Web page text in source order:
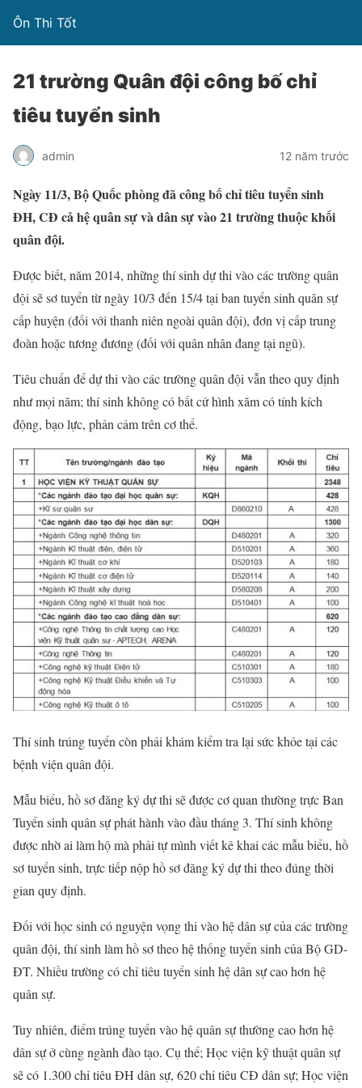
Ôn Thi Tốt
21 trường Quân đội công bố chỉ
tiêu tuyển sinh
admin 12 năm trước
Ngày 11/3, Bộ Quốc phòng đã công bố chỉ tiêu tuyển sinh
ĐH, CĐ cả hệ quân sự và dân sự vào 21 trường thuộc khối
quân đội.
Được biết, năm 2014, những thí sinh dự thi vào các trường quân
đội sẽ sơ tuyển từ ngày 10/3 đến 15/4 tại ban tuyển sinh quân sự
cấp huyện (đối với thanh niên ngoài quân đội), đơn vị cấp trung
đoàn hoặc tương đương (đối với quân nhân đang tại ngũ).
Tiêu chuẩn để dự thi vào các trường quân đội vẫn theo quy định
như mọi năm; thí sinh không có bất cứ hình xăm có tính kích
động, bạo lực, phản cảm trên cơ thể.
Thí sinh trúng tuyển còn phải khám kiểm tra lại sức khỏe tại các
bệnh viện quân đội.
Mẫu biểu, hồ sơ đăng ký dự thi sẽ được cơ quan thường trực Ban
Tuyển sinh quân sự phát hành vào đầu tháng 3. Thí sinh không
được nhờ ai làm hộ mà phải tự mình viết kê khai các mẫu biểu, hồ
sơ tuyển sinh, trực tiếp nộp hồ sơ đăng ký dự thi theo đúng thời
gian quy định.
Đối với học sinh có nguyện vọng thi vào hệ dân sự của các trường
quân đội, thí sinh làm hồ sơ theo hệ thống tuyển sinh của Bộ GD-
ĐT. Nhiều trường có chỉ tiêu tuyển sinh hệ dân sự cao hơn hệ
quân sự.
Tuy nhiên, điểm trúng tuyển vào hệ quân sự thường cao hơn hệ
dân sự ở cùng ngành đào tạo. Cụ thể; Học viện kỹ thuật quân sự
sẽ có 1.300 chỉ tiêu ĐH dân sự, 620 chỉ tiêu CĐ dân sự; Học viện